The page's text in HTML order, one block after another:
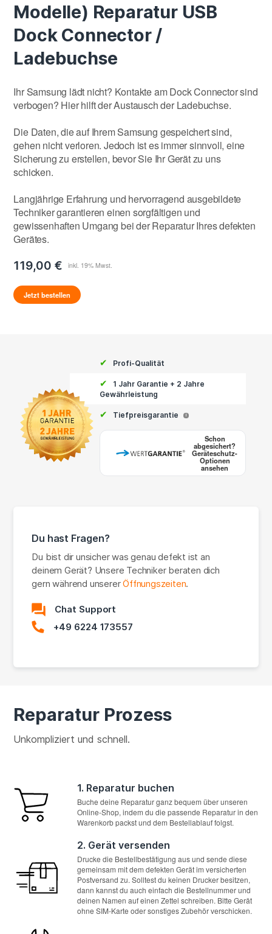
Modelle) Reparatur USB
Dock Connector /
Ladebuchse
Ihr Samsung lädt nicht? Kontakte am Dock Connector sind
verbogen? Hier hilft der Austausch der Ladebuchse.
Die Daten, die auf Ihrem Samsung gespeichert sind,
gehen nicht verloren. Jedoch ist es immer sinnvoll, eine
Sicherung zu erstellen, bevor Sie Ihr Gerät zu uns
schicken.
Langjährige Erfahrung und hervorragend ausgebildete
Techniker garantieren einen sorgfältigen und
gewissenhaften Umgang bei der Reparatur Ihres defekten
Gerätes.
119,00 €
Jetzt bestellen
✔ Profi-Qualität
✔
1 Jahr Garantie + 2 Jahre
Gewährleistung
✔ Tiefpreisgarantie i
Schon
abgesichert?
Geräteschutz-
Optionen
ansehen
Du hast Fragen?
Du bist dir unsicher was genau defekt ist an
deinem Gerät? Unsere Techniker beraten dich
gern während unsererÖffnungszeiten.
Chat Support
+49 6224 173557
Reparatur Prozess
Unkompliziert und schnell.
1. Reparatur buchen
Buche deine Reparatur ganz bequem über unseren
Online-Shop, indem du die passende Reparatur in den
Warenkorb packst und dem Bestellablauf folgst.
2. Gerät versenden
Drucke die Bestellbestätigung aus und sende diese
gemeinsam mit dem defekten Gerät im versicherten
Postversand zu. Solltest du keinen Drucker besitzen,
dann kannst du auch einfach die Bestellnummer und
deinen Namen auf einen Zettel schreiben. Bitte Gerät
ohne SIM-Karte oder sonstiges Zubehör verschicken.